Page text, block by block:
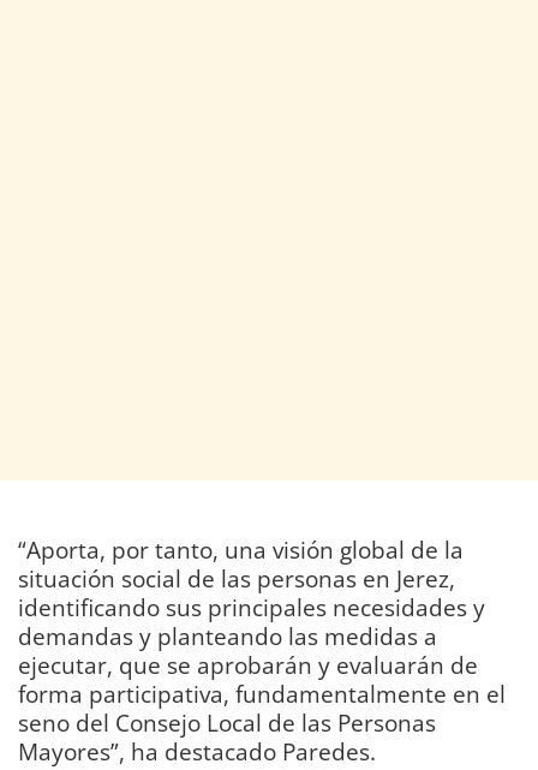
“Aporta, por tanto, una visión global de la
situación social de las personas en Jerez,
identificando sus principales necesidades y
demandas y planteando las medidas a
ejecutar, que se aprobarán y evaluarán de
forma participativa, fundamentalmente en el
seno del Consejo Local de las Personas
Mayores”, ha destacado Paredes.